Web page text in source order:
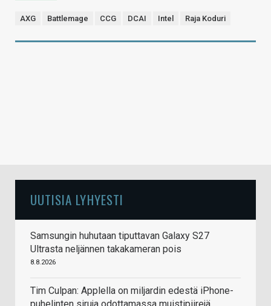
AXG Battlemage CCG DCAI Intel Raja Koduri
UUTISIA LYHYESTI
Samsungin huhutaan tiputtavan Galaxy S27
Ultrasta neljännen takakameran pois
8.8.2026
Tim Culpan: Applella on miljardin edestä iPhone-